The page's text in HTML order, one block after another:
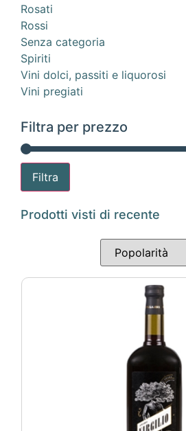
Rosati
Rossi
Senza categoria
Spiriti
Vini dolci, passiti e liquorosi
Vini pregiati
Filtra per prezzo
Filtra
Prodotti visti di recente